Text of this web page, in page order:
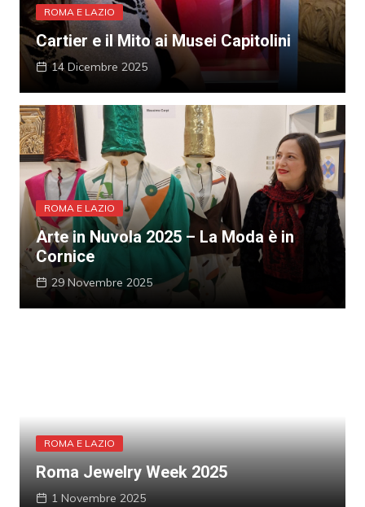
ROMA E LAZIO
Cartier e il Mito ai Musei Capitolini
14 Dicembre 2025
ROMA E LAZIO
Arte in Nuvola 2025 – La Moda è in
Cornice
29 Novembre 2025
ROMA E LAZIO
Roma Jewelry Week 2025
1 Novembre 2025